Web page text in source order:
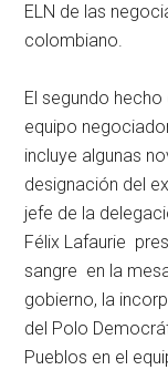
ELN de las
colombiano.
El segundo
equipo
incluye algunas
designación del
jefe de la
Félix Lafaurie
sangre en la
gobierno, la
del Polo
Pueblos en el